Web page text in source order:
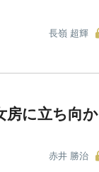
長嶺 超輝
房に立ち向か
赤井 勝治